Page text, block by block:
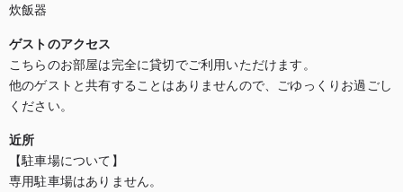
炊飯器
ゲストのアクセス
こちらのお部屋は完全に貸切でご利用いただけます。
他のゲストと共有することはありませんので、ごゆっくりお過ごし
ください。
近所
【駐車場について】
専用駐車場はありません。